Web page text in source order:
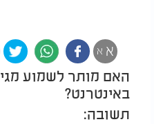
א א
האם מותר לשמוע
באינטרנט?
תשובה: